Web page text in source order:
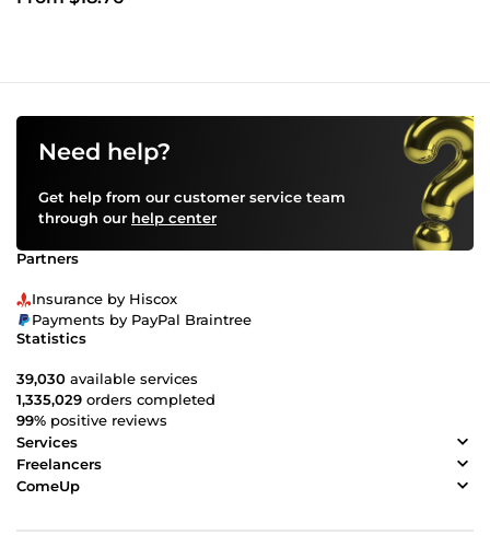
Need help?
Get help from our customer service team
through our help center
Partners
Insurance by Hiscox
Payments by PayPal Braintree
Statistics
39,030 available services
1,335,029 orders completed
99% positive reviews
Services
Freelancers
ComeUp